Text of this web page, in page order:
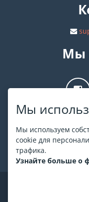
Мы
Мы используем
cookie для
трафика.
Узнайте больше о
Мы
О
На ESPORT.in.ua
городов Украины.
работаем